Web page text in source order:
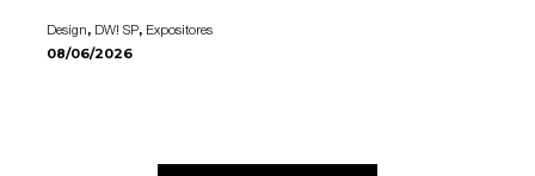
Design, DW! SP, Expositores
08/06/2026